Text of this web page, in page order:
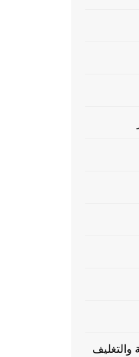
والتغليف